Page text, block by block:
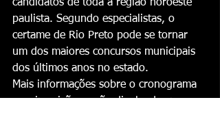
candidatos de toda a região noroeste
paulista. Segundo especialistas, o
certame de Rio Preto pode se tornar
um dos maiores concursos municipais
dos últimos anos no estado.
Mais informações sobre o cronograma
e as inscrições serão divulgadas nos